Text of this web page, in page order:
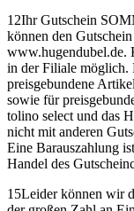
12Ihr Gutschein
können den
www.hugendubel.de.
in der Filiale möglich.
preisgebundene
sowie für
tolino select und das
nicht mit anderen
Eine Barauszahlung
Handel des
15Leider können wir